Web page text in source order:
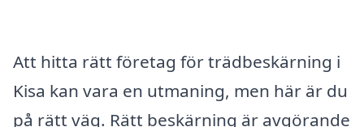
Att hitta rätt företag för trädbeskärning i
Kisa kan vara en utmaning, men här är du
på rätt väg. Rätt beskärning är avgörande